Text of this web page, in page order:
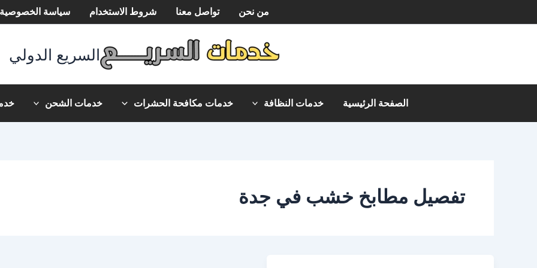
إلى
من نحن تواصل معنا شروط الاستخدام سياسة الخصوصية
السريع الدولي
الصفحة الرئيسية خدمات النظافة خدمات مكافحة الحشرات خدمات الشحن
تفصيل مطابخ خشب في جدة